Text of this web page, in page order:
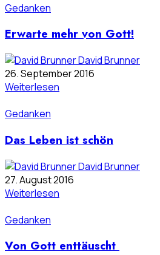
Gedanken
Erwarte mehr von Gott!
David Brunner
26. September 2016
Weiterlesen
Gedanken
Das Leben ist schön
David Brunner
27. August 2016
Weiterlesen
Gedanken
Von Gott enttäuscht